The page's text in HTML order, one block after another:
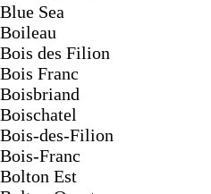
Blue Sea
Boileau
Bois des Filion
Bois Franc
Boisbriand
Boischatel
Bois-des-Filion
Bois-Franc
Bolton Est